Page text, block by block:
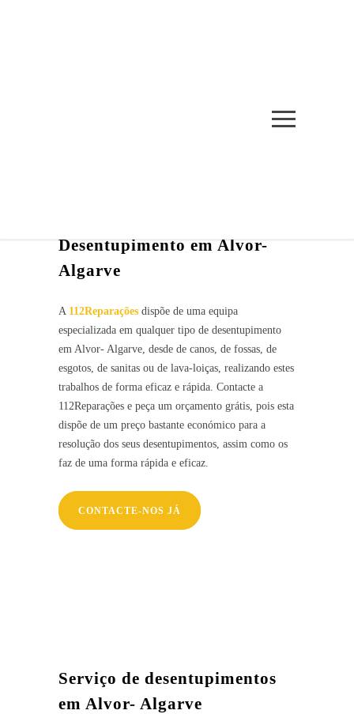
Desentupimento em Alvor-
Algarve
A 112Reparações dispõe de uma equipa
especializada em qualquer tipo de desentupimento
em Alvor- Algarve, desde de canos, de fossas, de
esgotos, de sanitas ou de lava-loiças, realizando estes
trabalhos de forma eficaz e rápida. Contacte a
112Reparações e peça um orçamento grátis, pois esta
dispõe de um preço bastante económico para a
resolução dos seus desentupimentos, assim como os
faz de uma forma rápida e eficaz.
CONTACTE-NOS JÁ
Serviço de desentupimentos
em Alvor- Algarve